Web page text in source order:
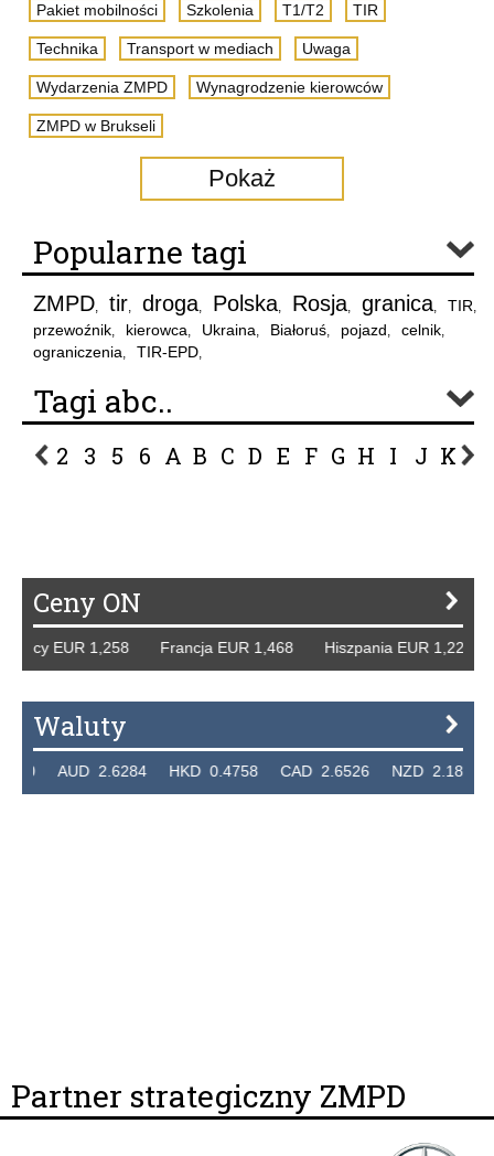
Pakiet mobilności Szkolenia T1/T2 TIR
Technika Transport w mediach Uwaga
Wydarzenia ZMPD Wynagrodzenie kierowców
ZMPD w Brukseli
Pokaż
Popularne tagi
ZMPD, tir, droga, Polska, Rosja, granica, TIR,
przewoźnik, kierowca, Ukraina, Białoruś, pojazd, celnik,
ograniczenia, TIR-EPD,
Tagi abc..
2 3 5 6 A B C D E F G H I J K L
Ceny ON
EUR 1,258 Francja EUR 1,468 Hiszpania EUR 1,229
Waluty
AUD 2.6284 HKD 0.4758 CAD 2.6526 NZD 2.1871
Partner strategiczny ZMPD